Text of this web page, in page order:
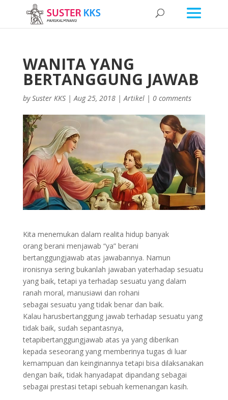
WANITA YANG
BERTANGGUNG JAWAB
bySuster KKS|Aug 25, 2018|Artikel| 0 comments
Kita menemukan dalam realita hidup banyak
orang berani menjawab “ya” berani
bertanggungjawab atas jawabannya. Namun
ironisnya sering bukanlah jawaban yaterhadap sesuatu
yang baik, tetapi ya terhadap sesuatu yang dalam
ranah moral, manusiawi dan rohani
sebagai sesuatu yang tidak benar dan baik.
Kalau harusbertanggung jawab terhadap sesuatu yang
tidak baik, sudah sepantasnya,
tetapibertanggungjawab atas ya yang diberikan
kepada seseorang yang memberinya tugas di luar
kemampuan dan keinginannya tetapi bisa dilaksanakan
dengan baik, tidak hanyadapat dipandang sebagai
sebagai prestasi tetapi sebuah kemenangan kasih.